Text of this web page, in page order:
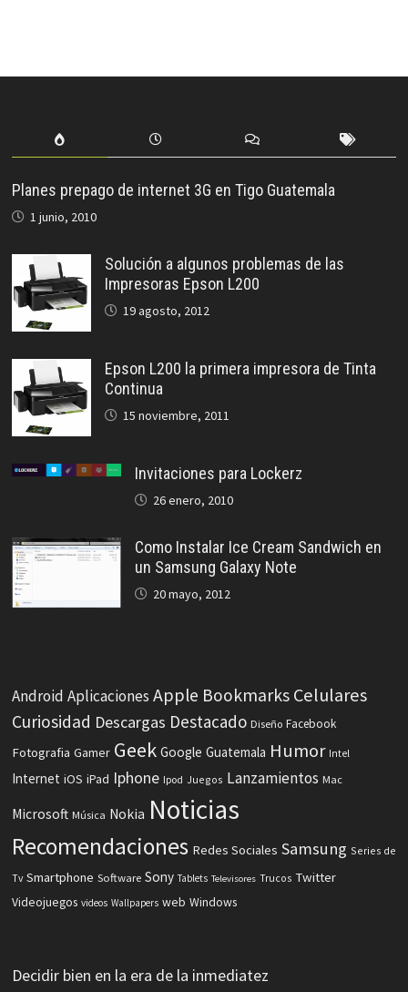
Planes prepago de internet 3G en Tigo Guatemala
1 junio, 2010
Solución a algunos problemas de las
Impresoras Epson L200
19 agosto, 2012
Epson L200 la primera impresora de Tinta
Continua
15 noviembre, 2011
Invitaciones para Lockerz
26 enero, 2010
Como Instalar Ice Cream Sandwich en
un Samsung Galaxy Note
20 mayo, 2012
Android Aplicaciones Apple Bookmarks Celulares
Curiosidad Descargas Destacado Diseño Facebook
Fotografia Gamer Geek Google Guatemala Humor Intel
Internet iOS iPad Iphone Ipod Juegos Lanzamientos Mac
Microsoft Música Nokia Noticias
Recomendaciones Redes Sociales Samsung Series de
Tv Smartphone Software Sony Tablets Televisores Trucos Twitter
Videojuegos videos Wallpapers web Windows
Decidir bien en la era de la inmediatez